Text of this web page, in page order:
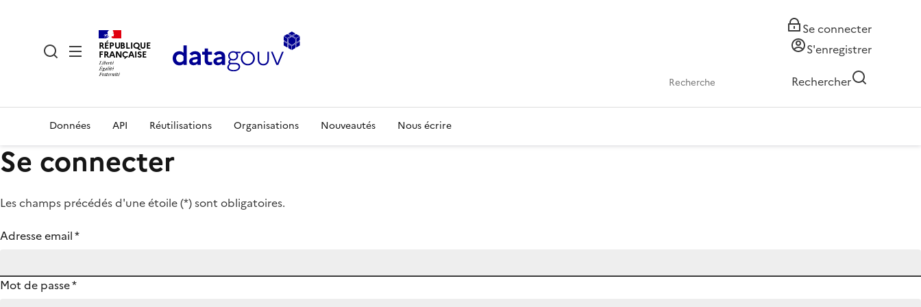
RÉPUBLIQUE
FRANÇAISE
Se connecter
S'enregistrer
Rechercher
Données API Réutilisations Organisations Nouveautés Nous écrire
Se connecter
Les champs précédés d'une étoile (*) sont obligatoires.
Adresse email*
Mot de passe*